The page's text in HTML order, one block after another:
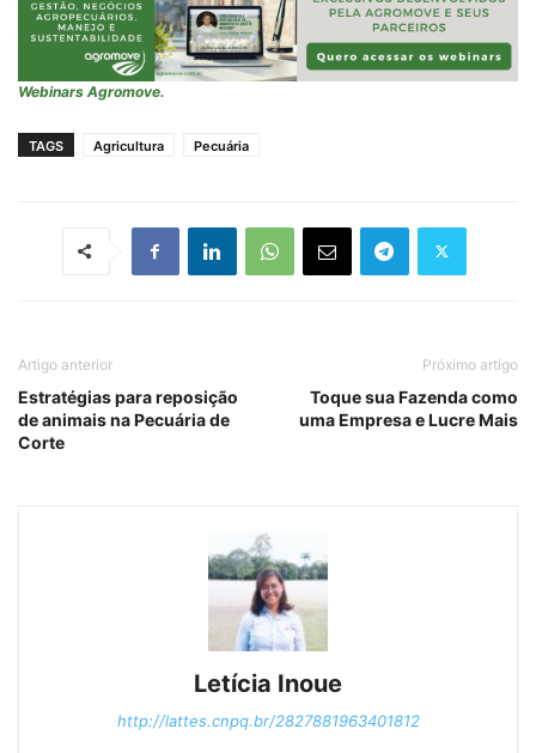
Webinars Agromove.
TAGS Agricultura Pecuária
Artigo anterior
Estratégias para reposição
de animais na Pecuária de
Corte
Próximo artigo
Toque sua Fazenda como
uma Empresa e Lucre Mais
Letícia Inoue
http://lattes.cnpq.br/2827881963401812